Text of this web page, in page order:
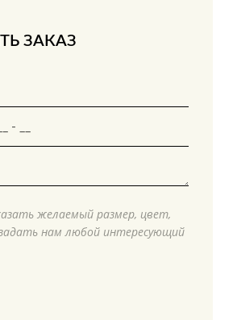
ЗАКАЗ
желаемый размер, цвет,
нам любой интересующий